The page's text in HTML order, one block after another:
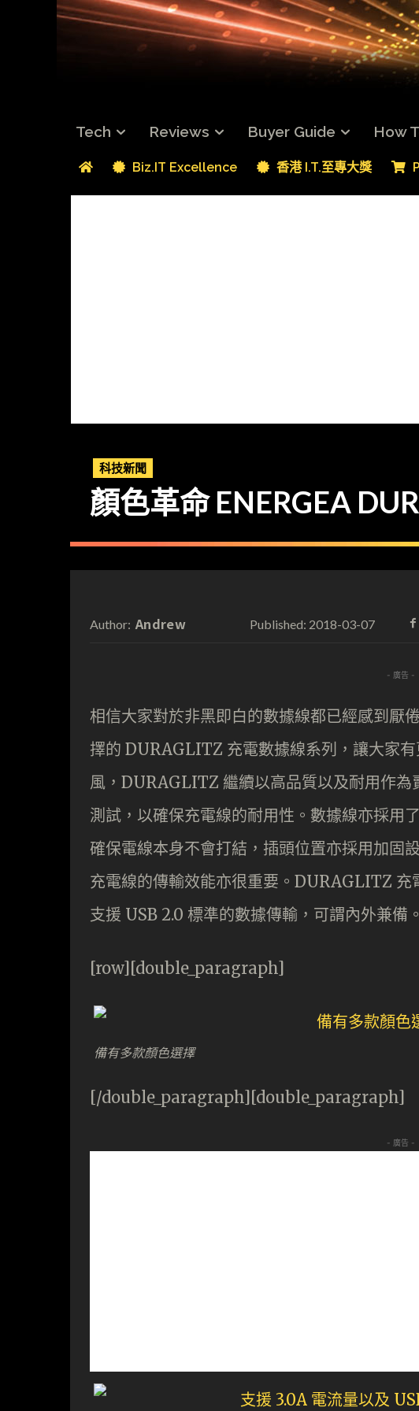
Tech Reviews Buyer Guide How
Biz.IT Excellence 香港 I.T.至專大獎
科技新聞
顏色革命 ENERGEA
Author: Andrew Published: 2018-03-07
- 廣告 -
相信大家對於非黑即白的數據線都已經感到厭
擇的 DURAGLITZ 充電數據線系列，讓大家
風，DURAGLITZ 繼續以高品質以及耐用作
測試，以確保充電線的耐用性。數據線亦採
確保電線本身不會打結，插頭位置亦採用加固
充電線的傳輸效能亦很重要。DURAGLITZ 充
支援 USB 2.0 標準的數據傳輸，可謂內外兼備。
[row][double_paragraph]
備有多款顏色選擇
[/double_paragraph][double_paragraph]
- 廣告 -